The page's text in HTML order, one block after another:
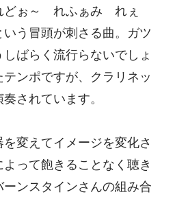
どぉ～ れふぁみ れぇ
う冒頭が刺さる曲。ガツ
ばらく流行らないでしょ
ンポですが、クラリネッ
されています。
変えてイメージを変化さ
って飽きることなく聴き
ンスタインさんの組み合